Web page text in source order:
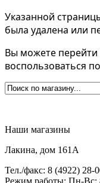
Указанной
была удалена или
Вы можете перейти
воспользоваться
Наши магазины
Лакина, дом 161А
Тел./факс: 8 (4922) 28-